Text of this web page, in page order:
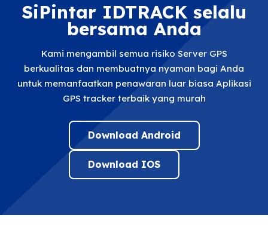
SiPintar IDTRACK selalu
bersama Anda
Kami mengambil semua risiko Server GPS
berkualitas dan membuatnya nyaman bagi Anda
untuk memanfaatkan penawaran luar biasa Aplikasi
GPS tracker terbaik yang murah
Download Android
Download IOS